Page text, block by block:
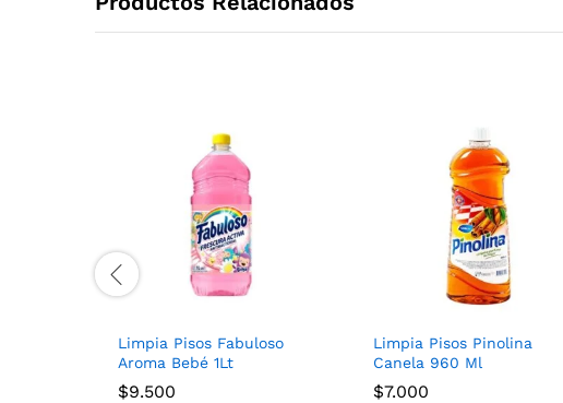
Limpia Pisos Fabuloso
Aroma Bebé 1Lt
$9.500
Limpia Pisos Pinolina
Canela 960 Ml
$7.000